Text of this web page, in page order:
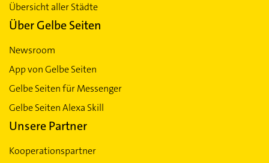
Übersicht aller Städte
Über Gelbe Seiten
Newsroom
App von Gelbe Seiten
Gelbe Seiten für Messenger
Gelbe Seiten Alexa Skill
Unsere Partner
Kooperationspartner